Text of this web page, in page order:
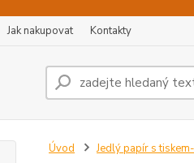
Jak nakupovat Kontakty
Úvod Jedlý papír s